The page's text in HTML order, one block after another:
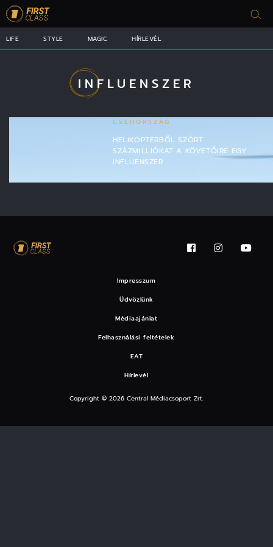
LIFE STYLE MAGIC HÍRLEVÉL
INFLUENSZER
CSEHORSZÁG
HELIKOPTERBŐL SZÓRT
SZÁZMILLIÓKAT A KÖVETŐIRE EGY
INFLUENSZER
Impresszum
Üdvözlünk
Médiaajánlat
Felhasználási feltételek
EAT
Hírlevél
Copyright © 2026 Central Médiacsoport Zrt.